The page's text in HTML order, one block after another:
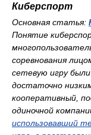
Киберспорт
Основная статья:
Понятие
соревнования
сетевую игру
достаточно
кооперативный,
одиночной
использовавший